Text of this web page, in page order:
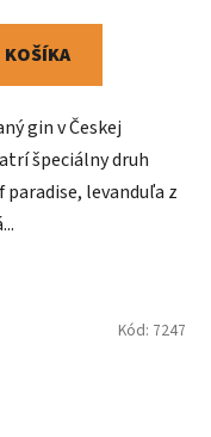
KOŠÍKA
gin v Českej
špeciálny druh
levanduľa z
Kód: 7247